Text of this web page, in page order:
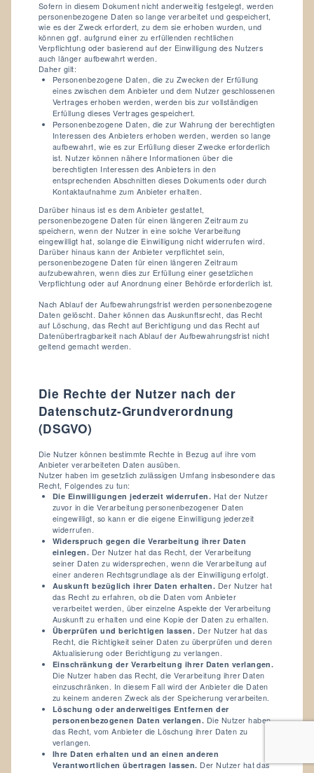
Sofern in diesem Dokument nicht anderweitig festgelegt, werden
personenbezogene Daten so lange verarbeitet und gespeichert,
wie es der Zweck erfordert, zu dem sie erhoben wurden, und
können ggf. aufgrund einer zu erfüllenden rechtlichen
Verpflichtung oder basierend auf der Einwilligung des Nutzers
auch länger aufbewahrt werden.
Daher gilt:
Personenbezogene Daten, die zu Zwecken der Erfüllung
eines zwischen dem Anbieter und dem Nutzer geschlossenen
Vertrages erhoben werden, werden bis zur vollständigen
Erfüllung dieses Vertrages gespeichert.
Personenbezogene Daten, die zur Wahrung der berechtigten
Interessen des Anbieters erhoben werden, werden so lange
aufbewahrt, wie es zur Erfüllung dieser Zwecke erforderlich
ist. Nutzer können nähere Informationen über die
berechtigten Interessen des Anbieters in den
entsprechenden Abschnitten dieses Dokuments oder durch
Kontaktaufnahme zum Anbieter erhalten.
Darüber hinaus ist es dem Anbieter gestattet,
personenbezogene Daten für einen längeren Zeitraum zu
speichern, wenn der Nutzer in eine solche Verarbeitung
eingewilligt hat, solange die Einwilligung nicht widerrufen wird.
Darüber hinaus kann der Anbieter verpflichtet sein,
personenbezogene Daten für einen längeren Zeitraum
aufzubewahren, wenn dies zur Erfüllung einer gesetzlichen
Verpflichtung oder auf Anordnung einer Behörde erforderlich ist.
Nach Ablauf der Aufbewahrungsfrist werden personenbezogene
Daten gelöscht. Daher können das Auskunftsrecht, das Recht
auf Löschung, das Recht auf Berichtigung und das Recht auf
Datenübertragbarkeit nach Ablauf der Aufbewahrungsfrist nicht
geltend gemacht werden.
Die Rechte der Nutzer nach der
Datenschutz-Grundverordnung
(DSGVO)
Die Nutzer können bestimmte Rechte in Bezug auf ihre vom
Anbieter verarbeiteten Daten ausüben.
Nutzer haben im gesetzlich zulässigen Umfang insbesondere das
Recht, Folgendes zu tun:
Die Einwilligungen jederzeit widerrufen. Hat der Nutzer
zuvor in die Verarbeitung personenbezogener Daten
eingewilligt, so kann er die eigene Einwilligung jederzeit
widerrufen.
Widerspruch gegen die Verarbeitung ihrer Daten
einlegen. Der Nutzer hat das Recht, der Verarbeitung
seiner Daten zu widersprechen, wenn die Verarbeitung auf
einer anderen Rechtsgrundlage als der Einwilligung erfolgt.
Auskunft bezüglich ihrer Daten erhalten. Der Nutzer hat
das Recht zu erfahren, ob die Daten vom Anbieter
verarbeitet werden, über einzelne Aspekte der Verarbeitung
Auskunft zu erhalten und eine Kopie der Daten zu erhalten.
Überprüfen und berichtigen lassen. Der Nutzer hat das
Recht, die Richtigkeit seiner Daten zu überprüfen und deren
Aktualisierung oder Berichtigung zu verlangen.
Einschränkung der Verarbeitung ihrer Daten verlangen.
Die Nutzer haben das Recht, die Verarbeitung ihrer Daten
einzuschränken. In diesem Fall wird der Anbieter die Daten
zu keinem anderen Zweck als der Speicherung verarbeiten.
Löschung oder anderweitiges Entfernen der
personenbezogenen Daten verlangen. Die Nutzer haben
das Recht, vom Anbieter die Löschung ihrer Daten zu
verlangen.
Ihre Daten erhalten und an einen anderen
Verantwortlichen übertragen lassen. Der Nutzer hat das